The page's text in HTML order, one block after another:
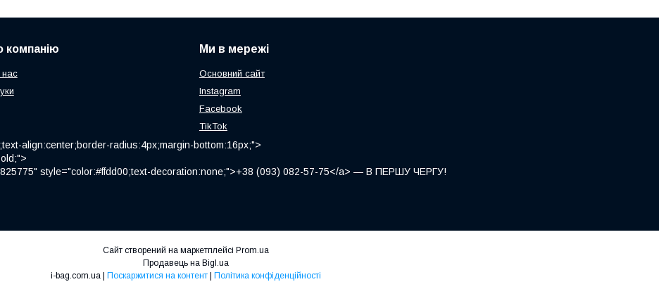
компанію Ми в мережі
Основний сайт
Instagram
Facebook
TikTok
align:center;border-radius:4px;margin-bottom:16px;">
style="color:#ffdd00;text-decoration:none;">+38 (093) 082-57-75</a> — В ПЕРШУ ЧЕРГУ!
Сайт створений на маркетплейсі Prom.ua
Продавець на Bigl.ua
Поскаржитися на контент Політика конфіденційності